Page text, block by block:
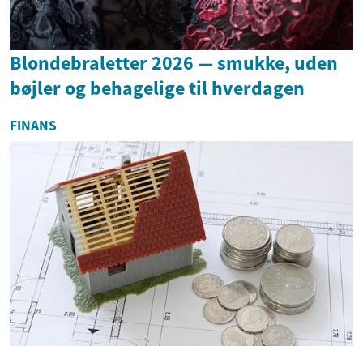
Blondebraletter 2026 — smukke, uden
bøjler og behagelige til hverdagen
FINANS